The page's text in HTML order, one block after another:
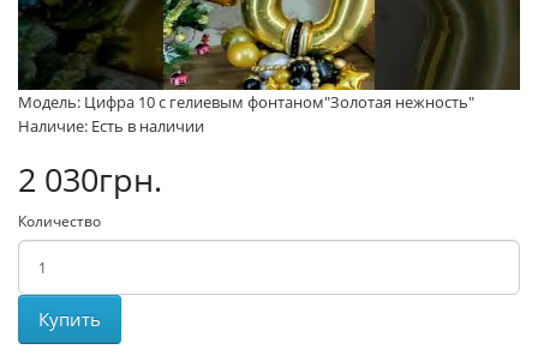
Модель: Цифра 10 с гелиевым фонтаном"Золотая нежность"
Наличие: Есть в наличии
2 030грн.
Количество
Купить